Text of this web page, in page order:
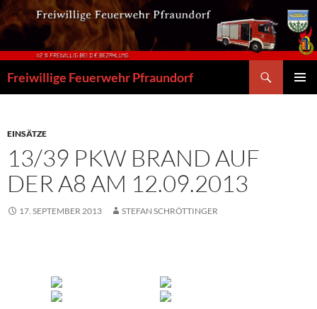
Zum
Inhalt
springen
Freiwillige Feuerwehr Pfraundorf
EINSÄTZE
13/39 PKW BRAND AUF
DER A8 AM 12.09.2013
17. SEPTEMBER 2013 STEFAN SCHRÖTTINGER